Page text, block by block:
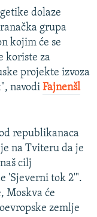
dolaze
grupa
kojim će se
koriste za
projekte izvoza
navodi Fajnenšl
republikanaca
na Tviteru da je
cilj
'Sjeverni tok 2'".
Moskva će
zemlje